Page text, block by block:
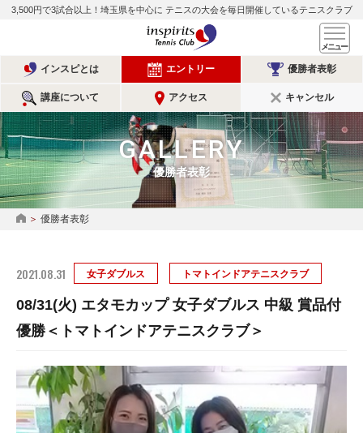
3,500円で3試合以上！埼玉県を中心に テニスの大会を毎日開催しているテニスクラブ
インスピリッツテニスクラ
インスピとは エントリー 優勝者表彰
講座について アクセス キャンセル
GALLERY
優勝者表彰
HOME
優勝者表彰
2021.08.31 女子ダブルス トマトインドアテニスクラブ
08/31(火) エタモカップ 女子ダブルス 中級 賞品付
優勝＜トマトインドアテニスクラブ＞